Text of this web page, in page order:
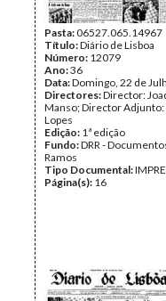
Pasta:06527.065.14967
Título:Diário de Lisboa
Número: 12079
Ano:36
Data:Domingo, 22 de
Directores:Director:
Manso; Director
Lopes
Edição: 1ª edição
Fundo:DRR -
Ramos
Tipo Documental:
Página(s): 16